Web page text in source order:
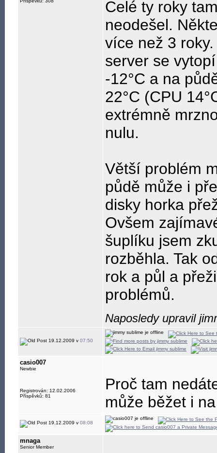
Celé ty roky
neodešel.
více než 3
server se
-12°C a na
22°C (CPU
extrémně
nulu.
Větší problém
půdě může i
disky horka
Ovšem
šuplíku jsem
rozběhla. Tak
rok a půl a
problémů.
Naposledy upravil
19.12.2009 v 07:50
casio007
Newbie
Registrován: 12.02.2006
Příspěvků: 81
Proč tam
může běžet i
19.12.2009 v 08:08
mnaga
Senior Member